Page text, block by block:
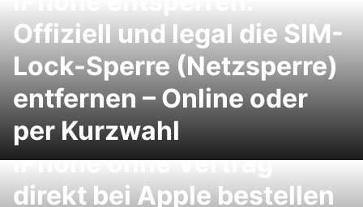
Offiziell und legal die SIM-
Lock-Sperre (Netzsperre)
entfernen – Online oder
per Kurzwahl
iPhone ohne Vertrag
direkt bei Apple bestellen